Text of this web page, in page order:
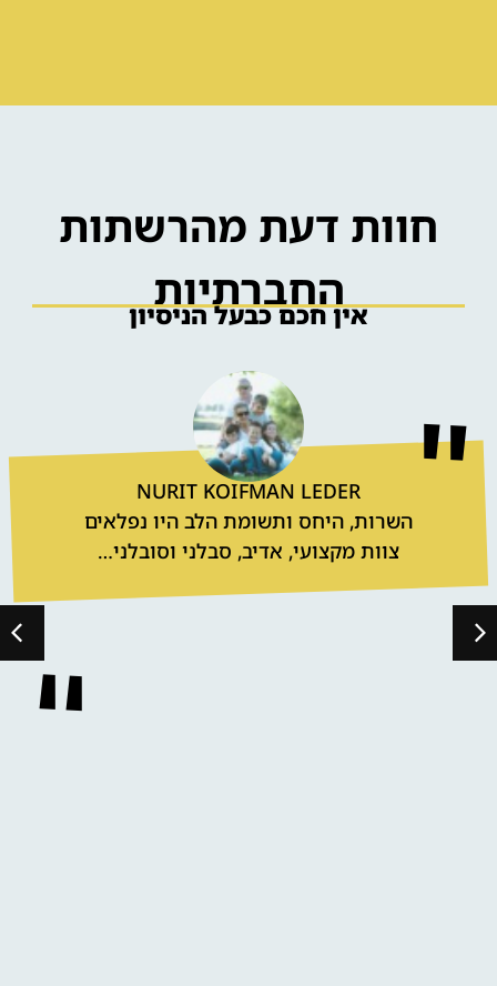
חוות דעת מהרשתות
החברתיות
אין חכם כבעל הניסיון
שמוליק כהן
מהממים שווה כל שקל הילדה בעננים לא
מפסיקה לדבר עם החברות שלה על יום